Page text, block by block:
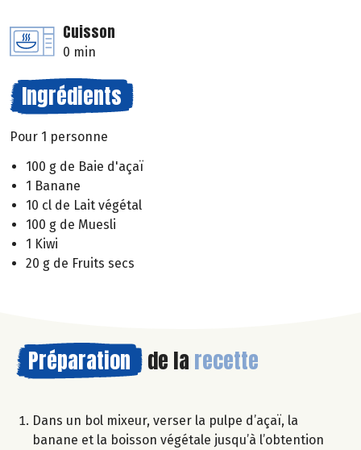
Cuisson
0 min
Ingrédients
Pour 1 personne
100 g de Baie d'açaï
1 Banane
10 cl de Lait végétal
100 g de Muesli
1 Kiwi
20 g de Fruits secs
Préparation de la recette
Dans un bol mixeur, verser la pulpe d’açaï, la
banane et la boisson végétale jusqu’à l’obtention